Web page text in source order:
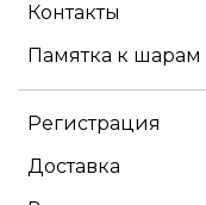
Контакты
Памятка к шарам
Регистрация
Доставка